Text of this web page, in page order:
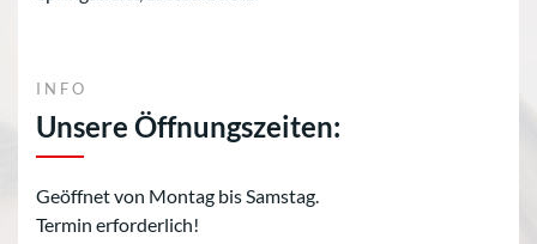
INFO
Unsere Öffnungszeiten:
Geöffnet von Montag bis Samstag.
Termin erforderlich!